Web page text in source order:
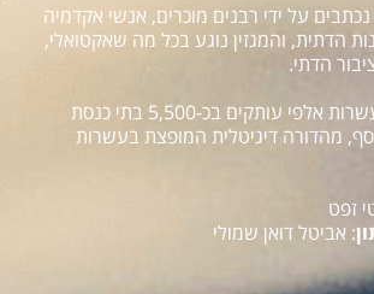
על ידי רבנים מוכרים, אנשי אקדמיה
הדתית, והמגזין נוגע בכל מה שאקטואלי,
הדתי.
השבועון מופץ בעשרות אלפי עותקים בכ-5,500 בתי כנסת
מהדורה דיגיטלית המופצת בעשרות
זפט
: אביטל דואן שמולי